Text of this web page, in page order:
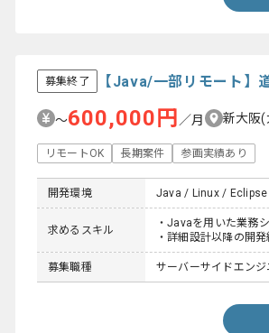
募集終了 【Java/一部リモート】
〜600,000円 ／月 新大阪(
リモートOK 長期案件 参画実績あり
開発環境 Java / Linux / Eclipse
求めるスキル
・Javaを用いた業務
・詳細設計以降の開
募集職種 サーバーサイドエンジ